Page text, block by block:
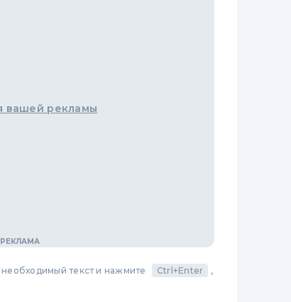
вашей рекламы
текст и нажмите Ctrl+Enter
,